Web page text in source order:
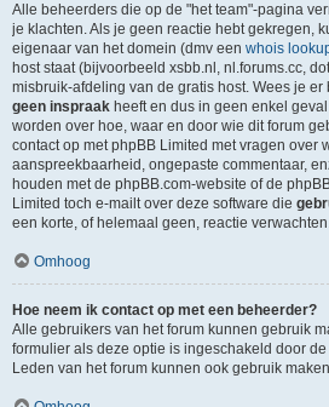
Alle beheerders die op de "het team"-pagina
je klachten. Als je geen reactie hebt gekregen,
eigenaar van het domein (dmv een whois
host staat (bijvoorbeeld xsbb.nl, nl.forums.cc,
misbruik-afdeling van de gratis host. Wees je er
geen inspraak heeft en dus in geen enkel
worden over hoe, waar en door wie dit forum
contact op met phpBB Limited met vragen over
aanspreekbaarheid, ongepaste commentaar,
houden met de phpBB.com-website of de
Limited toch e-mailt over deze software die
een korte, of helemaal geen, reactie
Omhoog
Hoe neem ik contact op met een beheerder?
Alle gebruikers van het forum kunnen gebruik
formulier als deze optie is ingeschakeld door
Leden van het forum kunnen ook gebruik